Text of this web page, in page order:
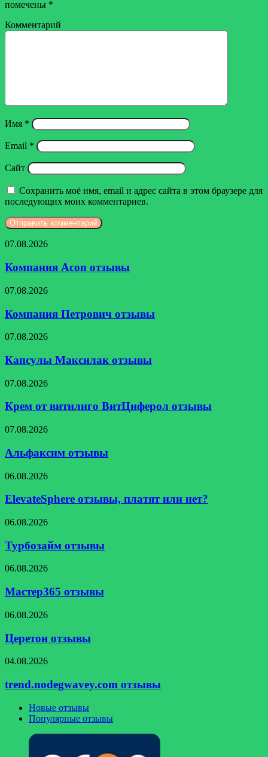
помечены *
Комментарий
Имя *
Email *
Сайт
Сохранить моё имя, email и адрес сайта в этом браузере для
последующих моих комментариев.
Компания
отзывы
07.08.2026
Компания Acon отзывы
Компания
отзывы
07.08.2026
Компания Петрович отзывы
Капсулы
отзывы
07.08.2026
Капсулы Максилак отзывы
Крем
витилиго
ВитЦиферол
отзывы
07.08.2026
Крем от витилиго ВитЦиферол отзывы
Альфаксим
07.08.2026
Альфаксим отзывы
ElevateSphere
платят
нет?
06.08.2026
ElevateSphere отзывы, платят или нет?
Турбозайм
06.08.2026
Турбозайм отзывы
Мастер365
06.08.2026
Мастер365 отзывы
Церетон
06.08.2026
Церетон отзывы
trend.nodegwavey.com
04.08.2026
trend.nodegwavey.com отзывы
Новые отзывы
Популярные отзывы